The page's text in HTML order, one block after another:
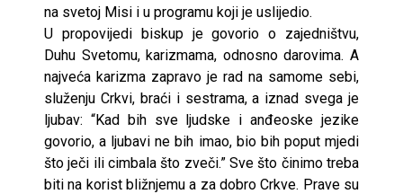
na svetoj Misi i u programu koji je uslijedio.
U propovijedi biskup je govorio o zajedništvu,
Duhu Svetomu, karizmama, odnosno darovima. A
najveća karizma zapravo je rad na samome sebi,
služenju Crkvi, braći i sestrama, a iznad svega je
ljubav: “Kad bih sve ljudske i anđeoske jezike
govorio, a ljubavi ne bih imao, bio bih poput mjedi
što ječi ili cimbala što zveči.” Sve što činimo treba
biti na korist bližnjemu a za dobro Crkve. Prave su